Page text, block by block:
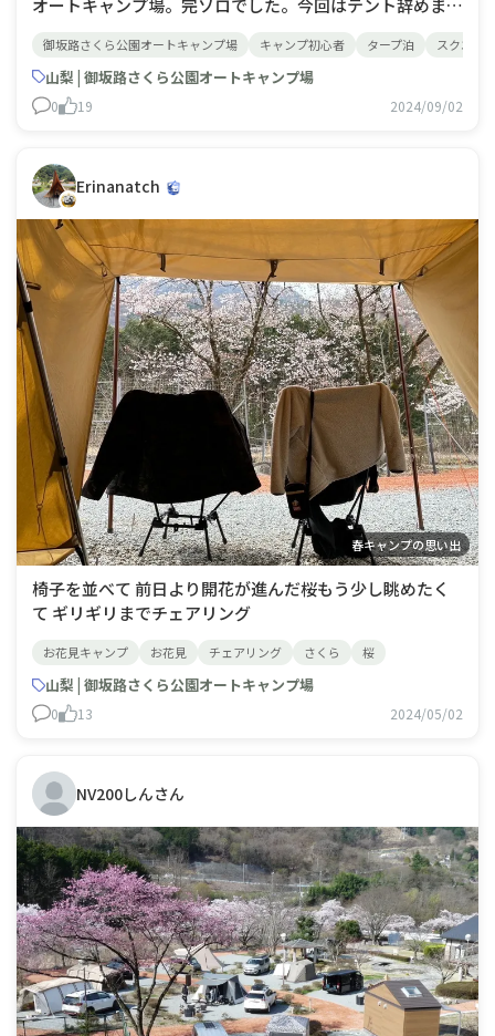
かったけど天候的にダイヤモンド張り。かっこいい。最初
にしてはよく張れたと思う。4×4mタープだからだいぶ
ゆったりできた。ほんと設営が楽だった。裏
御坂路さくら公園オートキャンプ場 キャンプ初心者 タープ泊 スクエア
山梨 | 御坂路さくら公園オートキャンプ場
0 19 2024/09/02
Erinanatch
春キャンプの思い出
椅子を並べて 前日より開花が進んだ桜もう少し眺めたく
て ギリギリまでチェアリング
お花見キャンプ お花見 チェアリング さくら 桜
山梨 | 御坂路さくら公園オートキャンプ場
0 13 2024/05/02
NV200しんさん